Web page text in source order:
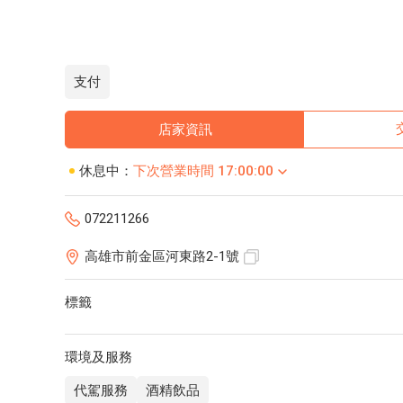
支付
店家資訊
休息中： 下次營業時間 17:00:00
072211266
高雄市前金區河東路2-1號
標籤
環境及服務
代駕服務 酒精飲品